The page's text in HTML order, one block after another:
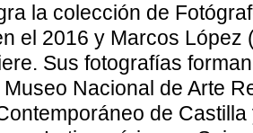
la colección de
el 2016 y Marcos López
Sus fotografías
Nacional de Arte
de